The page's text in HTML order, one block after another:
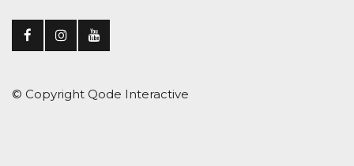
© Copyright Qode Interactive